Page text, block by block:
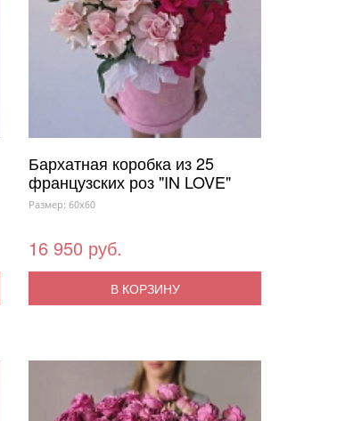
Бархатная коробка из 25
французских роз "IN LOVE"
Размер: 60x60
16 950 руб.
В КОРЗИНУ